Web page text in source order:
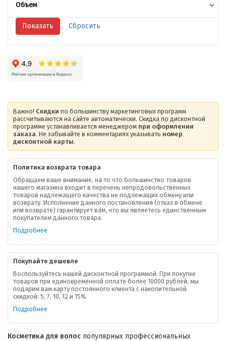
Объем
Важно! Скидки по большинству маркетинговых программ
рассчитываются на сайте автоматически. Скидка по дисконтной
программе устанавливается менеджером при оформлении
заказа. Не забывайте в комментариях указывать номер
дисконтной карты.
Политика возврата товара
Обращаем ваше внимание, на то что большинство товаров
нашего магазина входит в перечень непродовольственных
товаров надлежащего качества не подлежащих обмену или
возврату. Исполнение данного постановления (отказ в обмене
или возврате) гарантирует вам, что вы являетесь единственным
покупателем данного товара.
Подробнее
Покупайте дешевле
Воспользуйтесь нашей дисконтной программой. При покупке
товаров при единовременной оплате более 10000 рублей, мы
подарим вам карту постоянного клиента с накопительной
скидкой: 5, 7, 10, 12 и 15%
Подробнее
Косметика для волос популярных профессиональных